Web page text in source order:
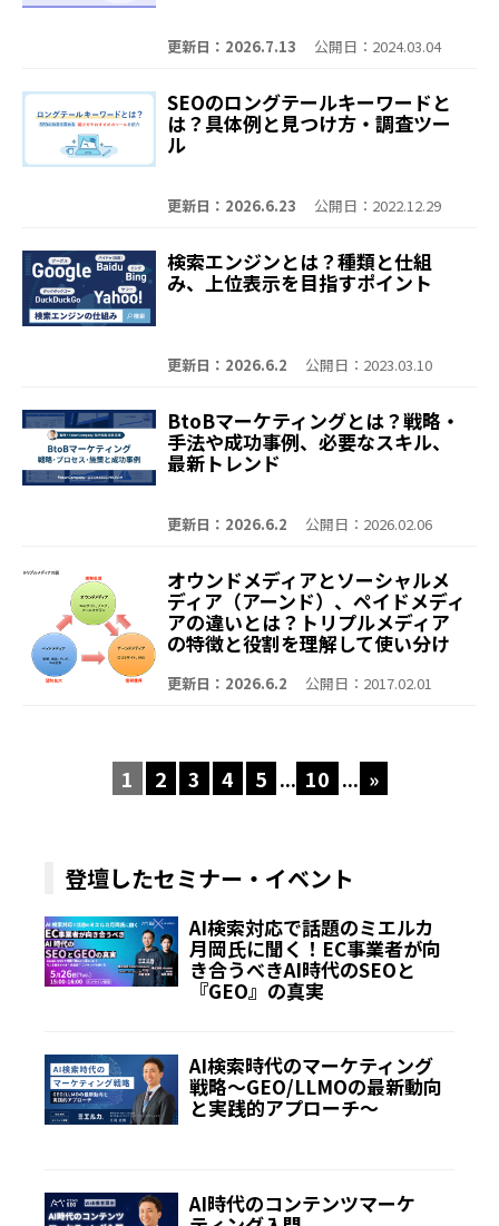
更新日：2026.7.13 公開日：2024.03.04
SEOのロングテールキーワードと
は？具体例と見つけ方・調査ツー
ル
更新日：2026.6.23 公開日：2022.12.29
検索エンジンとは？種類と仕組
み、上位表示を目指すポイント
更新日：2026.6.2 公開日：2023.03.10
BtoBマーケティングとは？戦略・
手法や成功事例、必要なスキル、
最新トレンド
更新日：2026.6.2 公開日：2026.02.06
オウンドメディアとソーシャルメ
ディア（アーンド）、ペイドメディ
アの違いとは？トリプルメディア
の特徴と役割を理解して使い分け
更新日：2026.6.2 公開日：2017.02.01
1 2 3 4 5 ... 10 ... »
登壇したセミナー・イベント
AI検索対応で話題のミエルカ
月岡氏に聞く！EC事業者が向
き合うべきAI時代のSEOと
『GEO』の真実
AI検索時代のマーケティング
戦略～GEO/LLMOの最新動向
と実践的アプローチ～
AI時代のコンテンツマーケ